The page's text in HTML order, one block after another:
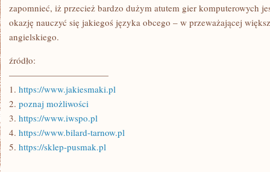
zapomnieć, iż przecież bardzo dużym atutem gier komputerowych
okazję nauczyć się jakiegoś języka obcego – w przeważającej
angielskiego.
źródło:
———————————
1. https://www.jakiesmaki.pl
2. poznaj możliwości
3. https://www.iwspo.pl
4. https://www.bilard-tarnow.pl
5. https://sklep-pusmak.pl